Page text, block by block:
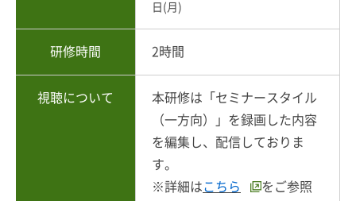
日(月)
研修時間 2時間
視聴について
本研修は「セミナースタイル
（一方向）」を録画した内容
を編集し、配信しておりま
す。
※詳細はこちら
をご参照